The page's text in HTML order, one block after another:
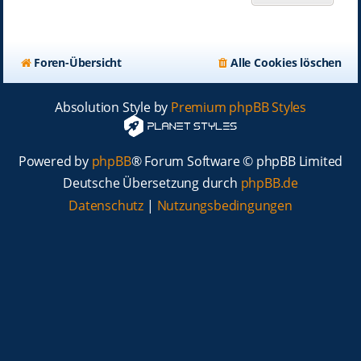
Foren-Übersicht Alle Cookies löschen
Absolution Style by Premium phpBB Styles
Powered by phpBB® Forum Software © phpBB Limited
Deutsche Übersetzung durch phpBB.de
Datenschutz | Nutzungsbedingungen